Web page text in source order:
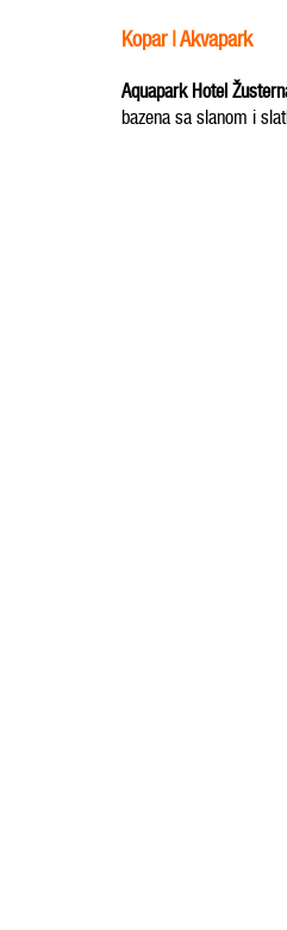
Kopar | Akvapark
Aquapark Hotel
bazena sa slanom i